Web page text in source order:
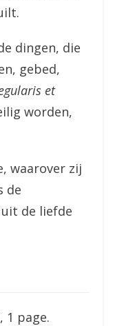
dingen, die
gebed,
et
worden,
waarover zij
de
de liefde
1 page.